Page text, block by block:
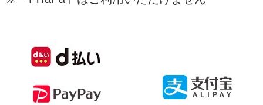
＊当院では獣医師を募集しています。
マダニは屋外で感染します。マダニは一度噛
は、人に対して出血性の伝染病や脳炎をおこ
す伝染病など怖い病気をマダニが媒介するこ
とです。そのため、マダニ感染を見つけたら
決して飼い主さんがマダニを取ることはしな
いで、動物病院で除去するようにしてくださ